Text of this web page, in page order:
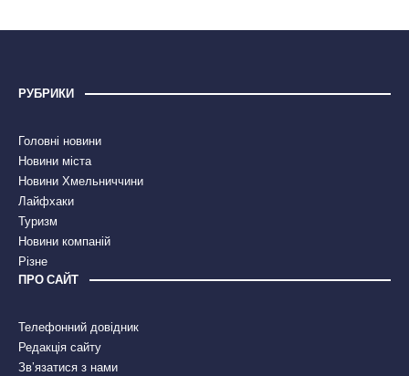
РУБРИКИ
Головні новини
Новини міста
Новини Хмельниччини
Лайфхаки
Туризм
Новини компаній
Різне
ПРО САЙТ
Телефонний довідник
Редакція сайту
Зв’язатися з нами